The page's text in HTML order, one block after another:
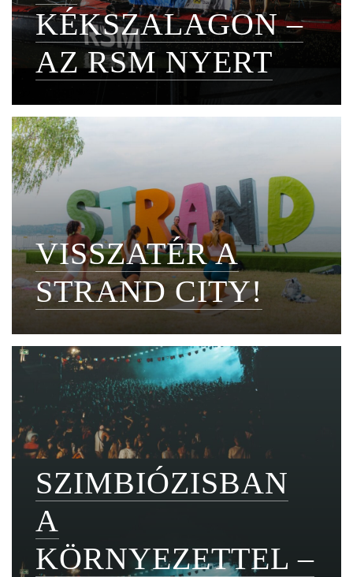
KÉKSZALAGON –
AZ RSM NYERT
VISSZATÉR A
STRAND CITY!
SZIMBIÓZISBAN
A
KÖRNYEZETTEL –